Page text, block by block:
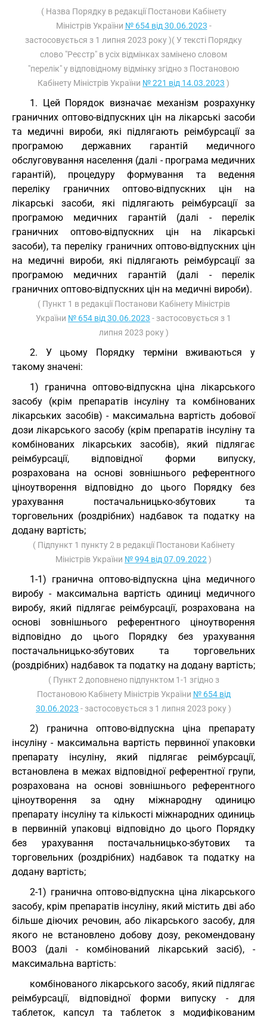
( Назва Порядку в редакції Постанови Кабінету
Міністрів України № 654 від 30.06.2023 -
застосовується з 1 липня 2023 року )( У тексті Порядку
слово "Реєстр" в усіх відмінках замінено словом
"перелік" у відповідному відмінку згідно з Постановою
Кабінету Міністрів України № 221 від 14.03.2023 )
1. Цей Порядок визначає механізм розрахунку
граничних оптово-відпускних цін на лікарські засоби
та медичні вироби, які підлягають реімбурсації за
програмою державних гарантій медичного
обслуговування населення (далі - програма медичних
гарантій), процедуру формування та ведення
переліку граничних оптово-відпускних цін на
лікарські засоби, які підлягають реімбурсації за
програмою медичних гарантій (далі - перелік
граничних оптово-відпускних цін на лікарські
засоби), та переліку граничних оптово-відпускних цін
на медичні вироби, які підлягають реімбурсації за
програмою медичних гарантій (далі - перелік
граничних оптово-відпускних цін на медичні вироби).
( Пункт 1 в редакції Постанови Кабінету Міністрів
України № 654 від 30.06.2023 - застосовується з 1
липня 2023 року )
2. У цьому Порядку терміни вживаються у
такому значені:
1) гранична оптово-відпускна ціна лікарського
засобу (крім препаратів інсуліну та комбінованих
лікарських засобів) - максимальна вартість добової
дози лікарського засобу (крім препаратів інсуліну та
комбінованих лікарських засобів), який підлягає
реімбурсації, відповідної форми випуску,
розрахована на основі зовнішнього референтного
ціноутворення відповідно до цього Порядку без
урахування постачальницько-збутових та
торговельних (роздрібних) надбавок та податку на
додану вартість;
( Підпункт 1 пункту 2 в редакції Постанови Кабінету
Міністрів України № 994 від 07.09.2022 )
1-1) гранична оптово-відпускна ціна медичного
виробу - максимальна вартість одиниці медичного
виробу, який підлягає реімбурсації, розрахована на
основі зовнішнього референтного ціноутворення
відповідно до цього Порядку без урахування
постачальницько-збутових та торговельних
(роздрібних) надбавок та податку на додану вартість;
( Пункт 2 доповнено підпунктом 1-1 згідно з
Постановою Кабінету Міністрів України № 654 від
30.06.2023 - застосовується з 1 липня 2023 року )
2) гранична оптово-відпускна ціна препарату
інсуліну - максимальна вартість первинної упаковки
препарату інсуліну, який підлягає реімбурсації,
встановлена в межах відповідної референтної групи,
розрахована на основі зовнішнього референтного
ціноутворення за одну міжнародну одиницю
препарату інсуліну та кількості міжнародних одиниць
в первинній упаковці відповідно до цього Порядку
без урахування постачальницько-збутових та
торговельних (роздрібних) надбавок та податку на
додану вартість;
2-1) гранична оптово-відпускна ціна лікарського
засобу, крім препаратів інсуліну, який містить дві або
більше діючих речовин, або лікарського засобу, для
якого не встановлено добову дозу, рекомендовану
ВООЗ (далі - комбінований лікарський засіб), -
максимальна вартість:
комбінованого лікарського засобу, який підлягає
реімбурсації, відповідної форми випуску - для
таблеток, капсул та таблеток з модифікованим